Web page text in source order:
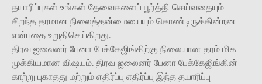
தயாரிப்புகள் உங்கள் தேவைகளைப் பூர்த்தி செய்வதையும்
சிறந்த தரமான நிலைத்தன்மையையும் கொண்டிருக்கின்றன
என்பதை உறுதிசெய்கிறது.
திரவ ஐலைனர் பேனா பேக்கேஜிங்கிற்கு நிலையான தரம் மிக
முக்கியமான விஷயம். திரவ ஐலைனர் பேனா பேக்கேஜிங்கின்
காற்று புகாதது மற்றும் எதிர்ப்பு எதிர்ப்பு இந்த தயாரிப்பு